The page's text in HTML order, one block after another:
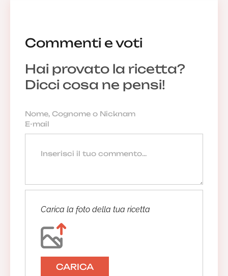
Commenti e voti
Hai provato la ricetta?
Dicci cosa ne pensi!
Carica la foto della tua ricetta
CARICA